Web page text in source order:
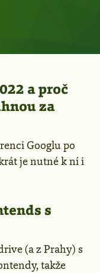
a proč
za
Googlu po
je nutné k ní i
s
(a z Prahy) s
takže